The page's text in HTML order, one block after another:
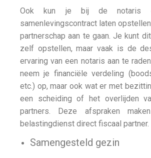
Ook kun je bij de notaris
samenlevingscontract laten
partnerschap aan te gaan. Je kunt
zelf opstellen, maar vaak is de
ervaring van een notaris aan te
neem je financiële verdeling
etc.) op, maar ook wat er met
een scheiding of het overlijden
partners. Deze afspraken
belastingdienst direct fiscaal partner.
Samengesteld gezin